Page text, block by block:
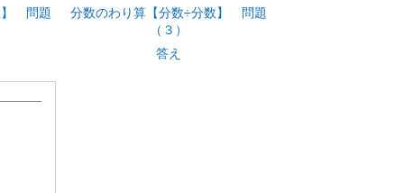
】 問題
分数のわり算【分数÷分数】 問題
（３）
答え